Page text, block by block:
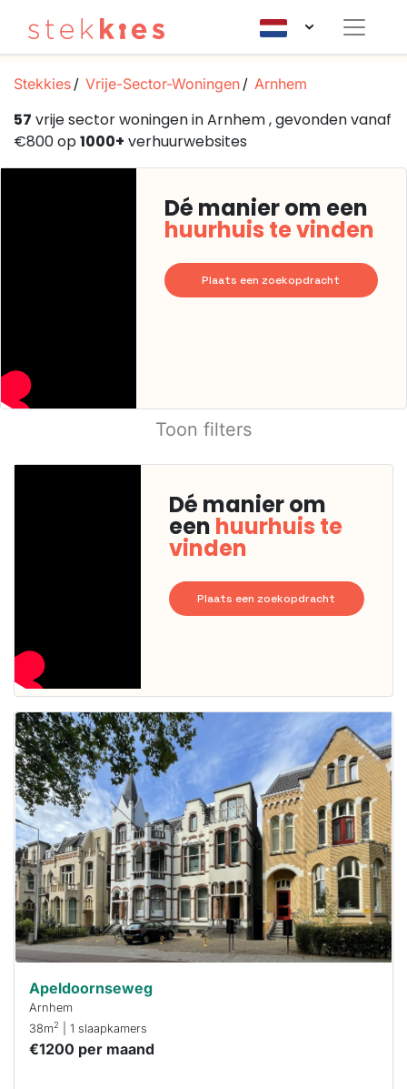
Stekkies Vrije-Sector-Woningen Arnhem
57 vrije sector woningen in Arnhem , gevonden vanaf
€800 op1000+ verhuurwebsites
Dé manier om een
huurhuis te vinden
Plaats een zoekopdracht
Toon filters
Dé manier om
een huurhuis te
vinden
Plaats een zoekopdracht
Deze woning
is
waarschijnlijk
al verhuurd
Om kans te
maken moet je
binnen 15
minuten
reageren.
Stekkies helpt
je hierbij!
Apeldoornseweg
Arnhem
38m2 | 1 slaapkamers
€1200 per maand